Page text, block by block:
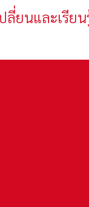
ลี่ยนและเรียน